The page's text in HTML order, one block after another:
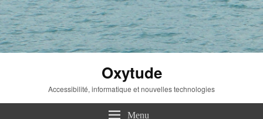
Oxytude
Accessibilité, informatique et nouvelles technologies
Menu